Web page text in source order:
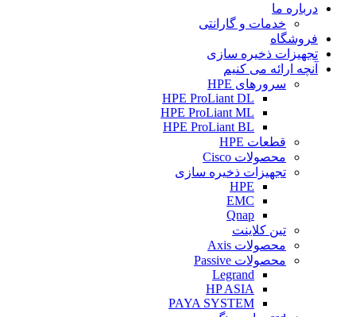
درباره ما
خدمات و گارانتی
فروشگاه
تجهیزات ذخیره سازی
آنچه ارائه می کنیم
سرورهای HPE
HPE ProLiant DL
HPE ProLiant ML
HPE ProLiant BL
قطعات HPE
محصولات Cisco
تجهیزات ذخیره سازی
HPE
EMC
Qnap
تین کلاینت
محصولات Axis
محصولات Passive
Legrand
HP ASIA
PAYA SYSTEM